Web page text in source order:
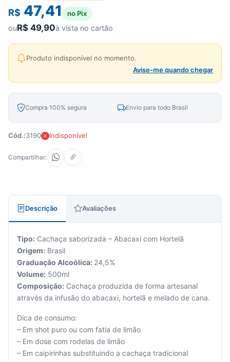
Seu
carrinho
R$ 47,41 no Pix
ouR$ 49,90à vista no cartão
Produto indisponível no momento.
Avise-me quando chegar
Compra 100% segura Envio para todo Brasil
Cód.:3190 Indisponível
Compartilhar:
Descrição Avaliações
Tipo: Cachaça saborizada – Abacaxi com Hortelã
Origem: Brasil
Graduação Alcoólica: 24,5%
Volume: 500ml
Composição: Cachaça produzida de forma artesanal
através da infusão do abacaxi, hortelã e melado de cana.
Dica de consumo:
– Em shot puro ou com fatia de limão
– Em dose com rodelas de limão
– Em caipirinhas substituindo a cachaça tradicional